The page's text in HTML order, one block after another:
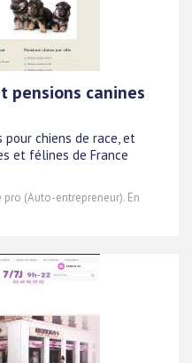
pensions canines
pour chiens de race, et
et félines de France
pro (Auto-entrepreneur). En